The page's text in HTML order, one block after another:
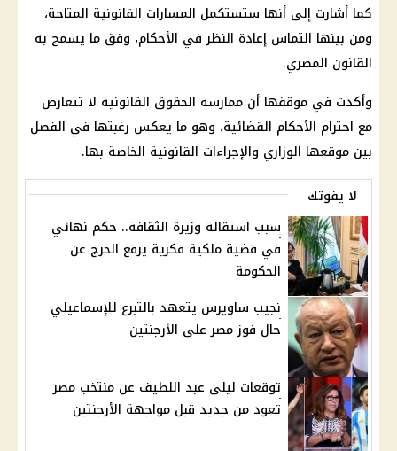
كما أشارت إلى أنها ستستكمل المسارات القانونية المتاحة،
ومن بينها التماس إعادة النظرفي الأحكام، وفق ما يسمح به
القانون المصري.
وأكدت في موقفها أن ممارسة الحقوق القانونية لا تتعارض
مع احترام الأحكام القضائية، وهو ما يعكس رغبتها في الفصل
بين موقعها الوزاري والإجراءات القانونية الخاصة بها.
لا يفوتك
سبب استقالة وزيرة الثقافة.. حكم نهائي
في قضية ملكية فكرية يرفع الحرج عن
الحكومة
نجيب ساويرس يتعهد بالتبرع للإسماعيلي
حال فوز مصر على الأرجنتين
توقعات ليلى عبد اللطيف عن منتخب مصر
تعود من جديد قبل مواجهة الأرجنتين